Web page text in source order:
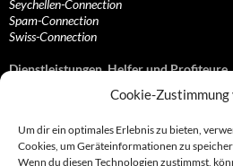
Cookie-
Um dir ein optimales Erlebnis zu bieten,
Cookies, um Geräteinformationen zu
Wenn du diesen Technologien zustimmst,
Seychellen-Connection
Spam-Connection
Swiss-Connection
Dienstleistungen, Helfer und Profiteure
Anonymisierungsdienste, VPN- und Web-
Bezahlsysteme, Finanzdienstleister und…
Bürodienstleister, Firmengründer- und/oder…